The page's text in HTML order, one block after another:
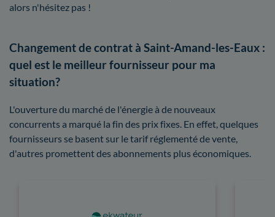
alors n'hésitez pas !
Changement de contrat à Saint-Amand-les-Eaux :
quel est le meilleur fournisseur pour ma
situation?
L'ouverture du marché de l'énergie à de nouveaux
concurrents a marqué la fin des prix fixes. En effet, quelques
fournisseurs se basent sur le tarif réglementé de vente,
d'autres promettent des abonnements plus économiques.